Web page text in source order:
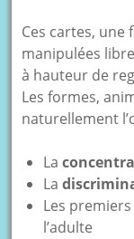
Ces cartes, une
manipulées
à hauteur de
Les formes,
naturellement
La
La
Les
l’adulte